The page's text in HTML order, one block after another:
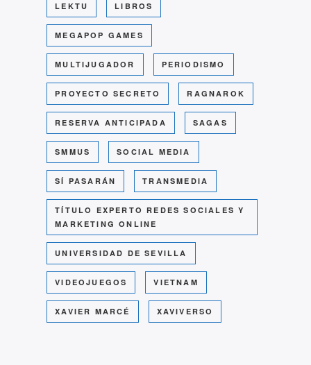
LEKTU LIBROS
MEGAPOP GAMES
MULTIJUGADOR PERIODISMO
PROYECTO SECRETO RAGNAROK
RESERVA ANTICIPADA SAGAS
SMMUS SOCIAL MEDIA
SÍ PASARÁN TRANSMEDIA
TÍTULO EXPERTO REDES SOCIALES Y
MARKETING ONLINE
UNIVERSIDAD DE SEVILLA
VIDEOJUEGOS VIETNAM
XAVIER MARCÉ XAVIVERSO